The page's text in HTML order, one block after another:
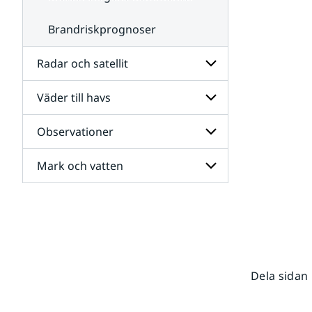
Brandriskprognoser
Radar och satellit
Undersidor
för
Radar
och
satellit
Väder till havs
Undersidor
för
Väder
till
havs
Observationer
Undersidor
för
Mark och vatten
Dela sidan